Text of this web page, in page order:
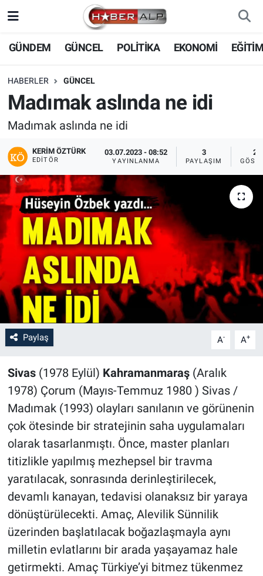
GÜNDEM GÜNCEL POLİTİKA EKONOMİ
HABERLER GÜNCEL
Madımak aslında ne idi
Madımak aslında ne idi
KERIM ÖZTÜRK
EDITÖR
03.07.2023 - 08:52
YAYINLANMA
3
PAYLAŞIM
Paylaş A- A+
Sivas(1978 Eylül) Kahramanmaraş(Aralık
1978) Çorum (Mayıs-Temmuz 1980 ) Sivas /
Madımak (1993) olayları sanılanın ve görünenin
çok ötesinde bir stratejinin saha uygulamaları
olarak tasarlanmıştı. Önce, master planları
titizlikle yapılmış mezhepsel bir travma
yaratılacak, sonrasında derinleştirilecek,
devamlı kanayan, tedavisi olanaksız bir yaraya
dönüştürülecekti. Amaç, Alevilik Sünnilik
üzerinden başlatılacak boğazlaşmayla aynı
milletin evlatlarını bir arada yaşayamaz hale
getirmekti. Amaç Türkiye’yi bitmez tükenmez
Nöbetçi Eczaneler
Hava Durumu
Trafik Durumu
Tüm Manşetler
Son Dakika Haberleri
Haber Arşivi